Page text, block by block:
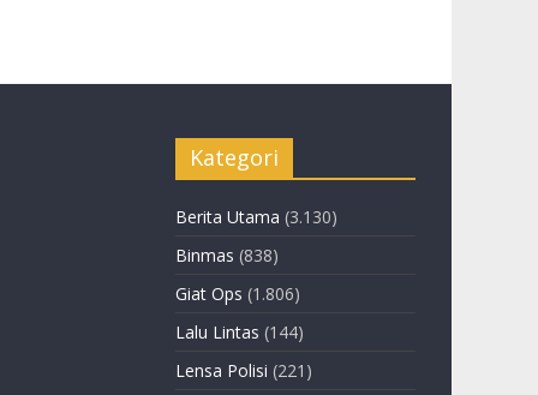
Kategori
Berita Utama (3.130)
Binmas (838)
Giat Ops (1.806)
Lalu Lintas (144)
Lensa Polisi (221)